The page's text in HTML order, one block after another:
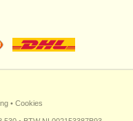
• Cookies